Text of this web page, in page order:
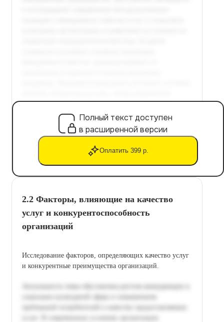
Полный текст доступен
в расширенной версии
Оплатить 399 р.
2.2 Факторы, влияющие на качество
услуг и конкурентоспособность
организаций
Исследование факторов, определяющих качество услуг
и конкурентные преимущества организаций.